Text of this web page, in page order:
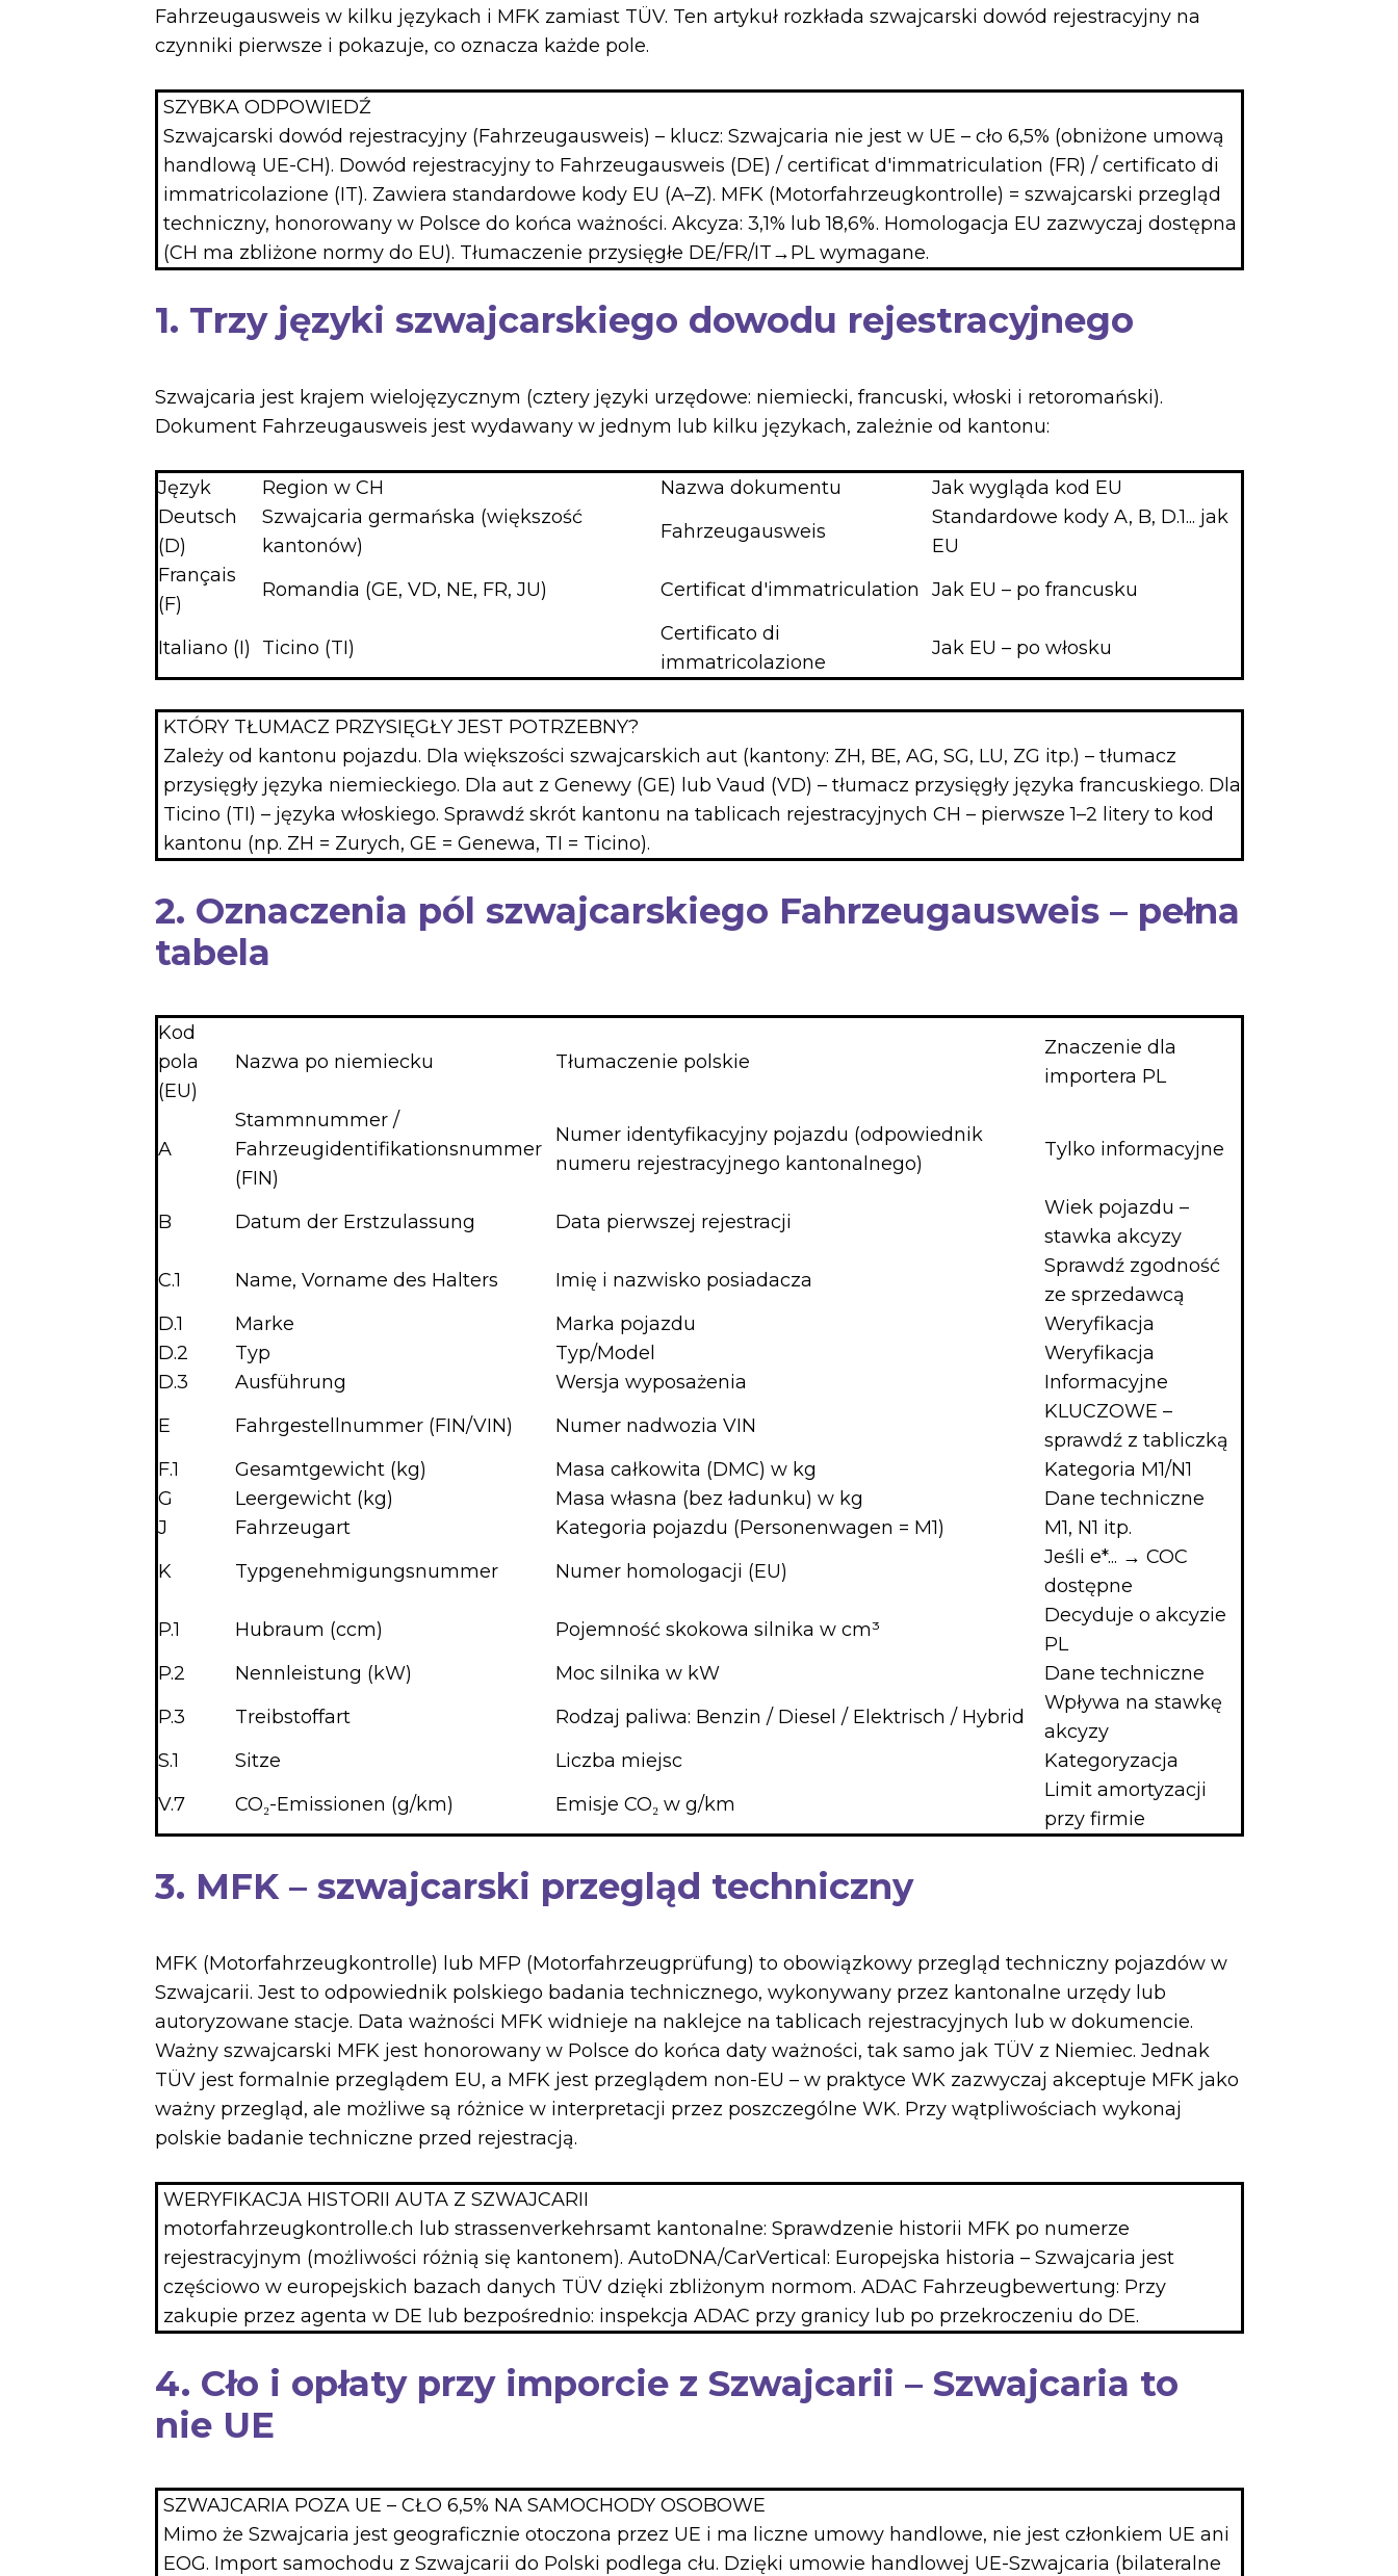
Fahrzeugausweis w kilku językach i MFK zamiast TÜV. Ten artykuł rozkłada szwajcarski dowód rejestracyjny na
czynniki pierwsze i pokazuje, co oznacza każde pole.
SZYBKA ODPOWIEDŹ
Szwajcarski dowód rejestracyjny (Fahrzeugausweis) – klucz: Szwajcaria nie jest w UE – cło 6,5% (obniżone umową
handlową UE-CH). Dowód rejestracyjny to Fahrzeugausweis (DE) / certificat d'immatriculation (FR) / certificato di
immatricolazione (IT). Zawiera standardowe kody EU (A–Z). MFK (Motorfahrzeugkontrolle) = szwajcarski przegląd
techniczny, honorowany w Polsce do końca ważności. Akcyza: 3,1% lub 18,6%. Homologacja EU zazwyczaj dostępna
(CH ma zbliżone normy do EU). Tłumaczenie przysięgłe DE/FR/IT→PL wymagane.
1. Trzy języki szwajcarskiego dowodu rejestracyjnego
Szwajcaria jest krajem wielojęzycznym (cztery języki urzędowe: niemiecki, francuski, włoski i retoromański).
Dokument Fahrzeugausweis jest wydawany w jednym lub kilku językach, zależnie od kantonu:
Język Region w CH Nazwa dokumentu
Jak wygląda kod EU
Deutsch
(D)
Szwajcaria germańska (większość
kantonów)
Fahrzeugausweis
Standardowe kody A, B, D.1... jak
EU
Français
(F)
Romandia (GE, VD, NE, FR, JU) Certificat d'immatriculation Jak EU – po francusku
Italiano (I) Ticino (TI)
Certificato di
immatricolazione
Jak EU – po włosku
KTÓRY TŁUMACZ PRZYSIĘGŁY JEST POTRZEBNY?
Zależy od kantonu pojazdu. Dla większości szwajcarskich aut (kantony: ZH, BE, AG, SG, LU, ZG itp.) – tłumacz
przysięgły języka niemieckiego. Dla aut z Genewy (GE) lub Vaud (VD) – tłumacz przysięgły języka francuskiego. Dla
Ticino (TI) – języka włoskiego. Sprawdź skrót kantonu na tablicach rejestracyjnych CH – pierwsze 1–2 litery to kod
kantonu (np. ZH = Zurych, GE = Genewa, TI = Ticino).
2. Oznaczenia pól szwajcarskiego Fahrzeugausweis – pełna
tabela
Kod
pola
(EU)
Nazwa po niemiecku Tłumaczenie polskie
Znaczenie dla
importera PL
A
Stammnummer /
Fahrzeugidentifikationsnummer
(FIN)
Numer identyfikacyjny pojazdu (odpowiednik
numeru rejestracyjnego kantonalnego)
Tylko informacyjne
B Datum der Erstzulassung Data pierwszej rejestracji
Wiek pojazdu –
stawka akcyzy
C.1
Name, Vorname des Halters Imię i nazwisko posiadacza
Sprawdź zgodność
ze sprzedawcą
D.1
Marke Marka pojazdu
Weryfikacja
D.2
Typ Typ/Model
Weryfikacja
D.3
Ausführung Wersja wyposażenia
Informacyjne
E
Fahrgestellnummer (FIN/VIN) Numer nadwozia VIN
KLUCZOWE –
sprawdź z tabliczką
F.1
Gesamtgewicht (kg) Masa całkowita (DMC) w kg
Kategoria M1/N1
G
Leergewicht (kg) Masa własna (bez ładunku) w kg
Dane techniczne
J
Fahrzeugart Kategoria pojazdu (Personenwagen = M1)
M1, N1 itp.
K
Typgenehmigungsnummer Numer homologacji (EU)
Jeśli e*... → COC
dostępne
P.1
Hubraum (ccm) Pojemność skokowa silnika w cm³
Decyduje o akcyzie
PL
P.2
Nennleistung (kW) Moc silnika w kW
Dane techniczne
P.3
Treibstoffart Rodzaj paliwa: Benzin / Diesel / Elektrisch / Hybrid
Wpływa na stawkę
akcyzy
S.1
Sitze Liczba miejsc
Kategoryzacja
V.7
CO₂-Emissionen (g/km) Emisje CO₂ w g/km
Limit amortyzacji
przy firmie
3. MFK – szwajcarski przegląd techniczny
MFK (Motorfahrzeugkontrolle) lub MFP (Motorfahrzeugprüfung) to obowiązkowy przegląd techniczny pojazdów w
Szwajcarii. Jest to odpowiednik polskiego badania technicznego, wykonywany przez kantonalne urzędy lub
autoryzowane stacje. Data ważności MFK widnieje na naklejce na tablicach rejestracyjnych lub w dokumencie.
Ważny szwajcarski MFK jest honorowany w Polsce do końca daty ważności, tak samo jak TÜV z Niemiec. Jednak
TÜV jest formalnie przeglądem EU, a MFK jest przeglądem non-EU – w praktyce WK zazwyczaj akceptuje MFK jako
ważny przegląd, ale możliwe są różnice w interpretacji przez poszczególne WK. Przy wątpliwościach wykonaj
polskie badanie techniczne przed rejestracją.
WERYFIKACJA HISTORII AUTA Z SZWAJCARII
motorfahrzeugkontrolle.ch lub strassenverkehrsamt kantonalne: Sprawdzenie historii MFK po numerze
rejestracyjnym (możliwości różnią się kantonem). AutoDNA/CarVertical: Europejska historia – Szwajcaria jest
częściowo w europejskich bazach danych TÜV dzięki zbliżonym normom. ADAC Fahrzeugbewertung: Przy
zakupie przez agenta w DE lub bezpośrednio: inspekcja ADAC przy granicy lub po przekroczeniu do DE.
4. Cło i opłaty przy imporcie z Szwajcarii – Szwajcaria to
nie UE
SZWAJCARIA POZA UE – CŁO 6,5% NA SAMOCHODY OSOBOWE
Mimo że Szwajcaria jest geograficznie otoczona przez UE i ma liczne umowy handlowe, nie jest członkiem UE ani
EOG. Import samochodu z Szwajcarii do Polski podlega cłu. Dzięki umowie handlowej UE-Szwajcaria (bilateralne